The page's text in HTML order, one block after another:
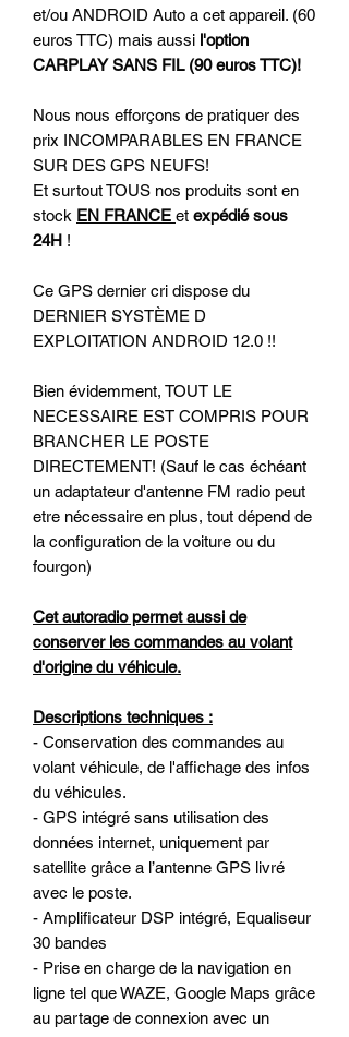
et/ou ANDROID Auto a cet appareil. (60
euros TTC) mais aussi l'option
CARPLAY SANS FIL (90 euros TTC)!
Nous nous efforçons de pratiquer des
prix INCOMPARABLES EN FRANCE
SUR DES GPS NEUFS!
Et surtout TOUS nos produits sont en
stock EN FRANCE et expédié sous
24H !
Ce GPS dernier cri dispose du
DERNIER SYSTÈME D
EXPLOITATION ANDROID 12.0 !!
Bien évidemment, TOUT LE
NECESSAIRE EST COMPRIS POUR
BRANCHER LE POSTE
DIRECTEMENT! (Sauf le cas échéant
un adaptateur d'antenne FM radio peut
etre nécessaire en plus, tout dépend de
la configuration de la voiture ou du
fourgon)
Cet autoradio permet aussi de
conserver les commandes au volant
d'origine du véhicule.
Descriptions techniques :
- Conservation des commandes au
volant véhicule, de l'affichage des infos
du véhicules.
- GPS intégré sans utilisation des
données internet, uniquement par
satellite grâce a l’antenne GPS livré
avec le poste.
- Amplificateur DSP intégré, Equaliseur
30 bandes
- Prise en charge de la navigation en
ligne tel que WAZE, Google Maps grâce
au partage de connexion avec un